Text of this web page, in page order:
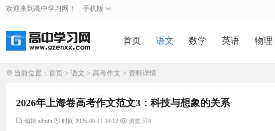
欢迎来到高中学习网！ 手机版
首页 语文 数学 英语 物理
当前位置： 首页 > 语文 > 高考作文 > 资料详情
2026年上海卷高考作文范文3：科技与想象的关系
编辑 admin 时间 2026-06-11 14:12 浏览 574